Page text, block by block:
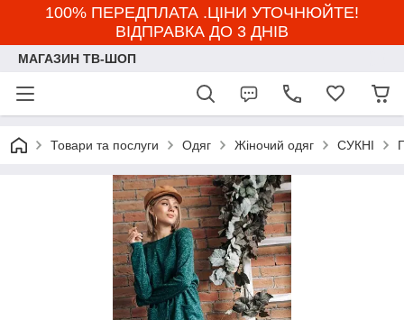
100% ПЕРЕДПЛАТА .ЦІНИ УТОЧНЮЙТЕ!
ВІДПРАВКА ДО 3 ДНІВ
МАГАЗИН ТВ-ШОП
Товари та послуги Одяг Жіночий одяг СУКНІ